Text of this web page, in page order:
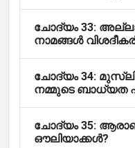
ചോദ്യം 33:
നാമങ്ങൾ
ചോദ്യം 34:
നമ്മുടെ ബാധ്യത
ചോദ്യം 35:
ഔലിയാക്കൾ?